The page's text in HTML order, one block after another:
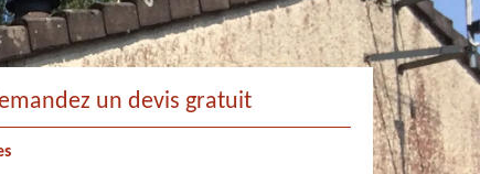
un devis gratuit